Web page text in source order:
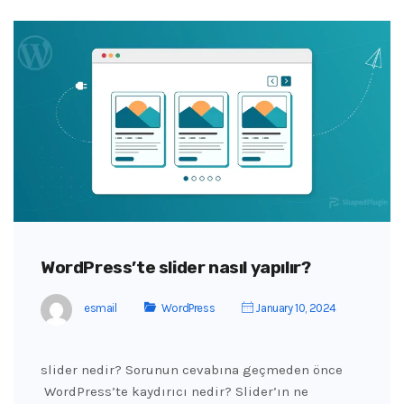
WordPress’te slider nasıl yapılır?
esmail WordPress January 10, 2024
slider nedir? Sorunun cevabına geçmeden önce
WordPress’te kaydırıcı nedir? Slider’ın ne